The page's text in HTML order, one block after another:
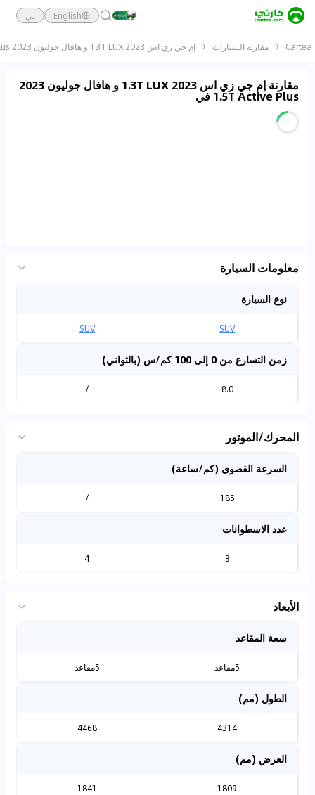
English ـي
Cartea مقارنة السيارات إم جي زي اس 2023 1.3T LUX و هافال جوليون 2023 1.5T Active Plus
مقارنة إم جي زي اس 2023 1.3T LUX و هافال جوليون 2023
1.5T Active Plus في
معلومات السيارة
نوع السيارة
SUV
SUV
زمن التسارع من 0 إلى 100 كم/س (بالثواني)
8.0
/
المحرك/الموتور
السرعة القصوى (كم/ساعة)
185
/
عدد الاسطوانات
3
4
الأبعاد
سعة المقاعد
5مقاعد 5مقاعد
الطول (مم)
4314
4468
العرض (مم)
1809
1841